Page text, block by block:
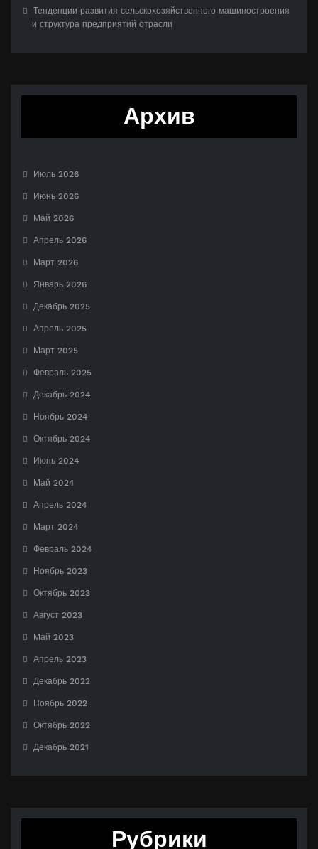
Тенденции развития сельскохозяйственного машиностроения
и структура предприятий отрасли
Архив
Июль 2026
Июнь 2026
Май 2026
Апрель 2026
Март 2026
Январь 2026
Декабрь 2025
Апрель 2025
Март 2025
Февраль 2025
Декабрь 2024
Ноябрь 2024
Октябрь 2024
Июнь 2024
Май 2024
Апрель 2024
Март 2024
Февраль 2024
Ноябрь 2023
Октябрь 2023
Август 2023
Май 2023
Апрель 2023
Декабрь 2022
Ноябрь 2022
Октябрь 2022
Декабрь 2021
Рубрики